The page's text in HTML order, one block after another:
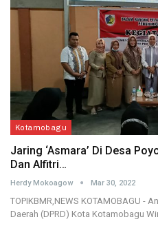
Kotamobagu
Jaring ‘Asmara’ Di Desa
Dan Alfitri…
Herdy Mokoagow Mar 30, 2022
TOPIKBMR,NEWS KOTAMOBAGU -
Daerah (DPRD) Kota Kotamobagu